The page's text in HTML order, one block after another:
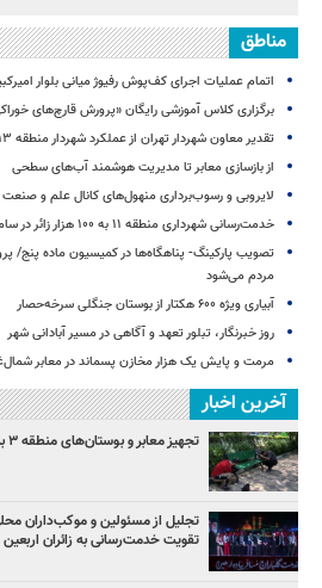
مناطق
اتمام عملیات اجرای کف‌پوش رفیوژ میانی بلوار
برگزاری کلاس آموزشی رایگان «پرورش قارچ‌های
تقدیر معاون شهردار تهران از عملکرد شهردار منطقه ۱۳ در مدت هشت ماه مدیریت
از بازسازی معابر تا مدیریت هوشمند آب‌های سطحی
لایروبی و رسوب‌برداری منهول‌های کانال علم و صنعت
خدمت‌رسانی شهرداری منطقه ۱۱ به ۱۰۰ هزار زائر در سامرا
مردم می‌شود
آبیاری ویژه ۶۰۰ هکتار از بوستان جنگلی سرخه‌حصار
روز خبرنگار، تبلور تعهد و آگاهی در مسیر آبادانی شهر
مرمت و پایش یک هزار مخازن پسماند در معابر
آخرین اخبار
تجهیز معابر و بوستان‌های منطقه ۳ به مبلمان شهری جدید
تجلیل از مسئولین و موکب‌داران
تقویت خدمت‌رسانی به زائران